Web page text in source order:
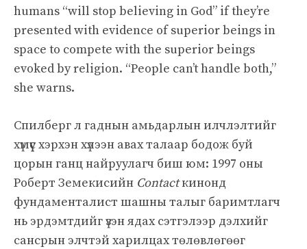
humans “will stop believing in God” if they’re
presented with evidence of superior beings in
space to compete with the superior beings
evoked by religion. “People can’t handle both,”
she warns.
Спилберг л гаднын амьдарлын илчлэлтийг
хүмүүс хэрхэн хүлээн авах талаар бодож буй
цорын ганц найруулагч биш юм: 1997 оны
Роберт Земекисийн Contactкинонд
фундаменталист шашны талыг баримтлагч
нь эрдэмтдийг үзэн ядах сэтгэлээр дэлхийг
сансрын элчтэй харилцах төлөвлөгөөг